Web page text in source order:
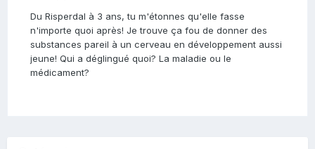
Du Risperdal à 3 ans, tu m'étonnes qu'elle fasse
n'importe quoi après! Je trouve ça fou de donner des
substances pareil à un cerveau en développement aussi
jeune! Qui a déglingué quoi? La maladie ou le
médicament?